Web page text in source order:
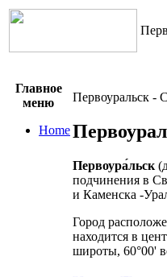
Главное
меню
Home
Первоуральск -
Первоура́льск
подчинения в
и Каменска -
Город
находится в
широты, 60°00'